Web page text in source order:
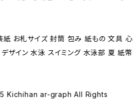
お札サイズ 封筒 包み 紙もの 文具 心
ザイン 水泳 スイミング 水泳部 夏 紙幣
Kichihan ar-graph All Rights